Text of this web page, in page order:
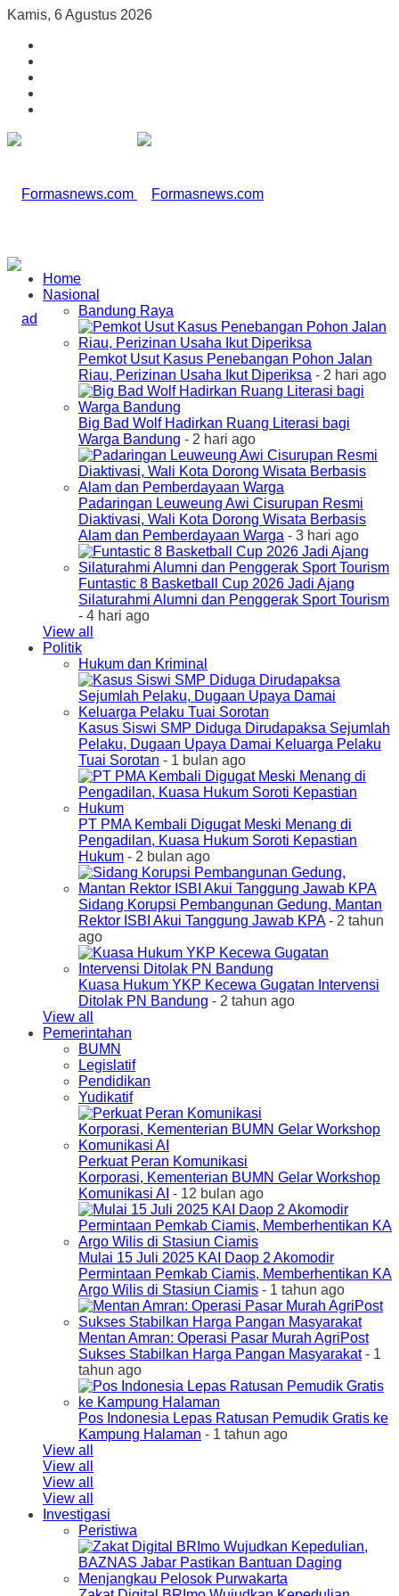
Kamis, 6 Agustus 2026
Home
Nasional
Bandung Raya
Pemkot Usut Kasus Penebangan Pohon Jalan
Riau, Perizinan Usaha Ikut Diperiksa - 2 hari ago
Big Bad Wolf Hadirkan Ruang Literasi bagi
Warga Bandung - 2 hari ago
Padaringan Leuweung Awi Cisurupan Resmi
Diaktivasi, Wali Kota Dorong Wisata Berbasis
Alam dan Pemberdayaan Warga - 3 hari ago
Funtastic 8 Basketball Cup 2026 Jadi Ajang
Silaturahmi Alumni dan Penggerak Sport Tourism
- 4 hari ago
View all
Politik
Hukum dan Kriminal
Kasus Siswi SMP Diduga Dirudapaksa Sejumlah
Pelaku, Dugaan Upaya Damai Keluarga Pelaku
Tuai Sorotan - 1 bulan ago
PT PMA Kembali Digugat Meski Menang di
Pengadilan, Kuasa Hukum Soroti Kepastian
Hukum - 2 bulan ago
Sidang Korupsi Pembangunan Gedung, Mantan
Rektor ISBI Akui Tanggung Jawab KPA- 2 tahun
ago
Kuasa Hukum YKP Kecewa Gugatan Intervensi
Ditolak PN Bandung - 2 tahun ago
View all
Pemerintahan
BUMN
Legislatif
Pendidikan
Yudikatif
Perkuat Peran Komunikasi
Korporasi, Kementerian BUMN Gelar Workshop
Komunikasi AI - 12 bulan ago
Mulai 15 Juli 2025 KAI Daop 2 Akomodir
Permintaan Pemkab Ciamis, Memberhentikan KA
Argo Wilis di Stasiun Ciamis - 1 tahun ago
Mentan Amran: Operasi Pasar Murah AgriPost
Sukses Stabilkan Harga Pangan Masyarakat- 1
tahun ago
Pos Indonesia Lepas Ratusan Pemudik Gratis ke
Kampung Halaman - 1 tahun ago
View all
View all
View all
View all
Investigasi
Peristiwa